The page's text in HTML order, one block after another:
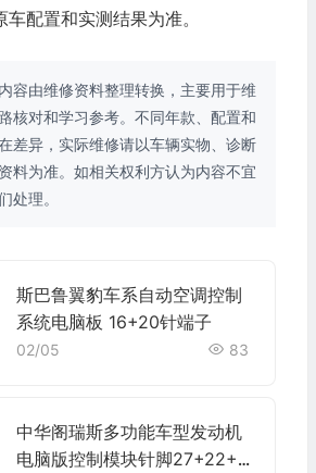
配置和实测结果为准。
容由维修资料整理转换，主要用于维
核对和学习参考。不同年款、配置和
差异，实际维修请以车辆实物、诊断
料为准。如相关权利方认为内容不宜
处理。
斯巴鲁翼豹车系自动空调控制
系统电脑板 16+20针端子
02/05 83
中华阁瑞斯多功能车型发动机
电脑版控制模块针脚27+22+1